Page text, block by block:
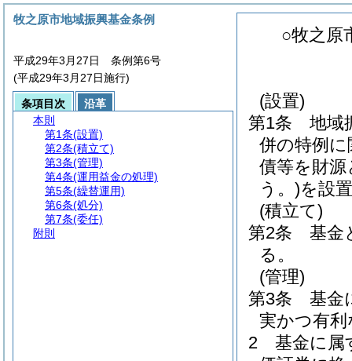
○牧之原
(設置)
第1条
地域
併の特例
債等を財源
う。)を設
(積立て)
第2条
基金
る。
(管理)
第3条
基金
実かつ有
2
基金に属
牧之原市地域振興基金条例
平成29年3月27日 条例第6号
(平成29年3月27日施行)
条項目次
沿革
本則
第1条(設置)
第2条(積立て)
第3条(管理)
第4条(運用益金の処理)
第5条(繰替運用)
第6条(処分)
第7条(委任)
附則